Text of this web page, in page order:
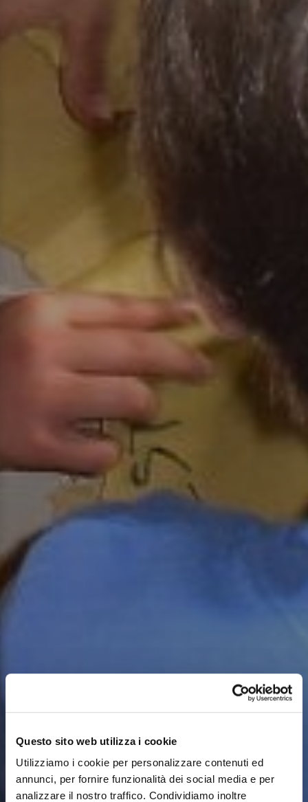
Questo sito web utilizza i cookie
Utilizziamo i cookie per personalizzare contenuti ed
annunci, per fornire funzionalità dei social media e per
analizzare il nostro traffico. Condividiamo inoltre